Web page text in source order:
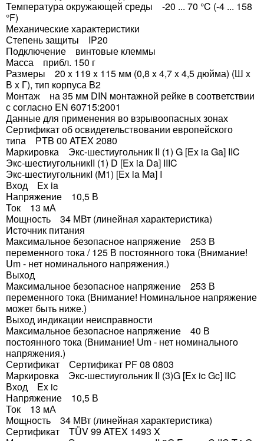
Температура окружающей среды -20 ... 70 °C (-4 ... 158
°F)
Механические характеристики
Степень защиты IP20
Подключение винтовые клеммы
Масса прибл. 150 г
Размеры 20 x 119 x 115 мм (0,8 x 4,7 x 4,5 дюйма) (Ш x
В x Г), тип корпуса B2
Монтаж на 35 мм DIN монтажной рейке в соответствии
с согласно EN 60715:2001
Данные для применения во взрывоопасных зонах
Сертификат об освидетельствовании европейского
типа PTB 00 ATEX 2080
Маркировка Экс-шестиугольник II (1) G [Ex ia Ga] IIC
Экс-шестиугольникII (1) D [Ex ia Da] IIIC
Экс-шестиугольникI (M1) [Ex ia Ma] I
Вход Ex ia
Напряжение 10,5 В
Ток 13 мА
Мощность 34 МВт (линейная характеристика)
Источник питания
Максимальное безопасное напряжение 253 В
переменного тока / 125 В постоянного тока (Внимание!
Um - нет номинального напряжения.)
Выход
Максимальное безопасное напряжение 253 В
переменного тока (Внимание! Номинальное напряжение
может быть ниже.)
Выход индикации неисправности
Максимальное безопасное напряжение 40 В
постоянного тока (Внимание! Um - нет номинального
напряжения.)
Сертификат Сертификат PF 08 0803
Маркировка Экс-шестиугольник II (3)G [Ex ic Gc] IIC
Вход Ex ic
Напряжение 10,5 В
Ток 13 мА
Мощность 34 МВт (линейная характеристика)
Сертификат TÜV 99 ATEX 1493 X